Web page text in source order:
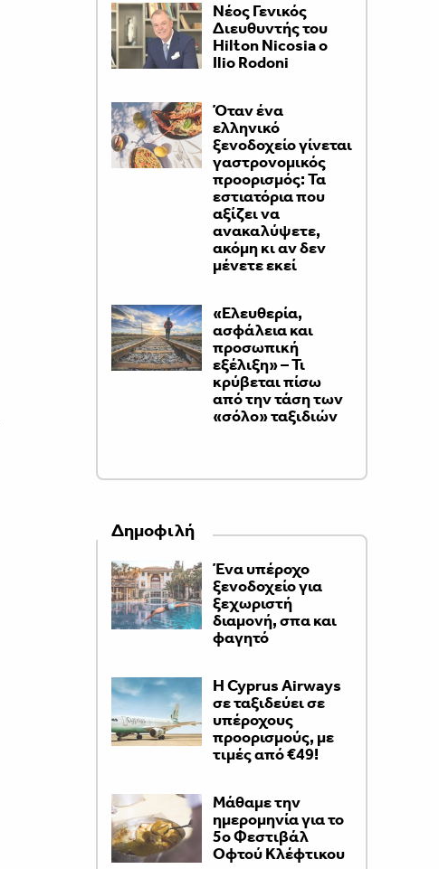
Νέος Γενικός
Διευθυντής του
Hilton Nicosia ο
Ilio Rodoni
Όταν ένα
ελληνικό
ξενοδοχείο γίνεται
γαστρονομικός
προορισμός: Τα
εστιατόρια που
αξίζει να
ανακαλύψετε,
ακόμη κι αν δεν
μένετε εκεί
«Ελευθερία,
ασφάλεια και
προσωπική
εξέλιξη» – Τι
κρύβεται πίσω
από την τάση των
«σόλο» ταξιδιών
Δημοφιλή
Ένα υπέροχο
ξενοδοχείο για
ξεχωριστή
διαμονή, σπα και
φαγητό
H Cyprus Airways
σε ταξιδεύει σε
υπέροχους
προορισμούς, με
τιμές από €49!
Μάθαμε την
ημερομηνία για το
5ο Φεστιβάλ
Οφτού Κλέφτικου